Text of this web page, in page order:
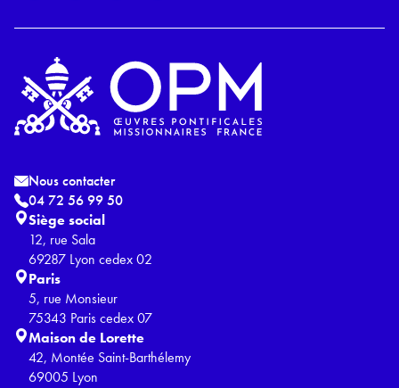
Nous contacter
04 72 56 99 50
Siège social
12, rue Sala
69287 Lyon cedex 02
Paris
5, rue Monsieur
75343 Paris cedex 07
Maison de Lorette
42, Montée Saint-Barthélemy
69005 Lyon